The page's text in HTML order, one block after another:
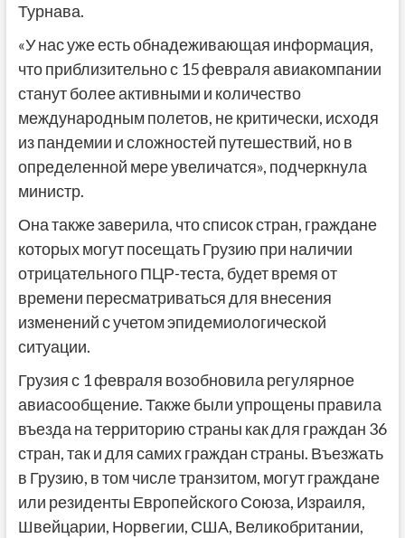
Турнава.
«У нас уже есть обнадеживающая информация,
что приблизительно с 15 февраля авиакомпании
станут более активными и количество
международным полетов, не критически, исходя
из пандемии и сложностей путешествий, но в
определенной мере увеличатся», подчеркнула
министр.
Она также заверила, что список стран, граждане
которых могут посещать Грузию при наличии
отрицательного ПЦР-теста, будет время от
времени пересматриваться для внесения
изменений с учетом эпидемиологической
ситуации.
Грузия с 1 февраля возобновила регулярное
авиасообщение. Также были упрощены правила
въезда на территорию страны как для граждан 36
стран, так и для самих граждан страны. Въезжать
в Грузию, в том числе транзитом, могут граждане
или резиденты Европейского Союза, Израиля,
Швейцарии, Норвегии, США, Великобритании,